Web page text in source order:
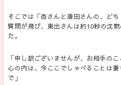
そこでは「杏さんと唐田さんの、ど
質問が飛び、東出さんは約10秒の沈
た。
「申し訳ございませんが、お相手の
心の内は、今ここでしゃべることは
で」